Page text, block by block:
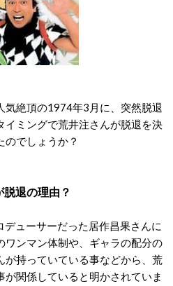
気絶頂の1974年3月に、突然脱退
イミングで荒井注さんが脱退を決
のでしょうか？
退の理由？
デューサーだった居作昌果さんに
ワンマン体制や、ギャラの配分の
が持っていている事などから、荒
関係していると明かされていま